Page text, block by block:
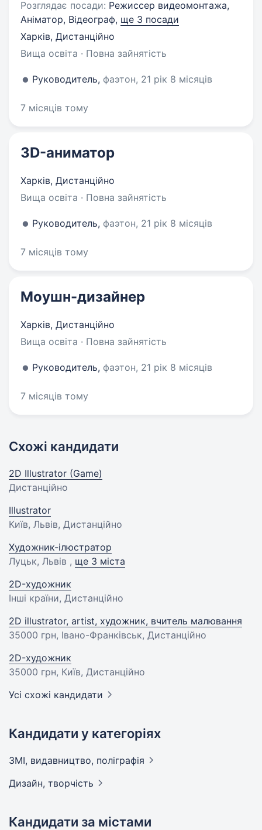
Розглядає посади: Режиссер видеомонтажа,
Аніматор, Відеограф, ще 3 посади
Харків, Дистанційно
Вища освіта · Повна зайнятість
Руководитель, фаэтон, 21 рік 8 місяців
7 місяців тому
3D-аниматор
Харків, Дистанційно
Вища освіта · Повна зайнятість
Руководитель, фаэтон, 21 рік 8 місяців
7 місяців тому
Моушн-дизайнер
Харків, Дистанційно
Вища освіта · Повна зайнятість
Руководитель, фаэтон, 21 рік 8 місяців
7 місяців тому
Схожі кандидати
2D Illustrator (Game)
Дистанційно
Illustrator
Київ, Львів, Дистанційно
Художник-ілюстратор
Луцьк, Львів , ще 3 міста
2D-художник
Інші країни, Дистанційно
2D illustrator, artist, художник, вчитель малювання
35000 грн, Івано-Франківськ, Дистанційно
2D-художник
35000 грн, Київ, Дистанційно
Усі схожі кандидати
Кандидати у категоріях
ЗМІ, видавництво, поліграфія
Дизайн, творчість
Кандидати за містами